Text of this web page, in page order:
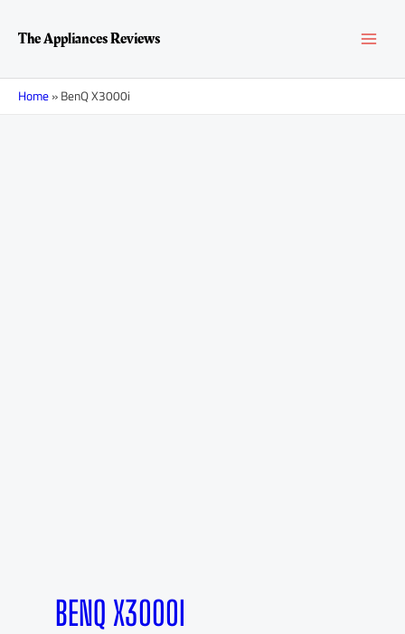
содержимому
The Appliances Reviews
Home»BenQ X3000i
BENQ X3000I
записям